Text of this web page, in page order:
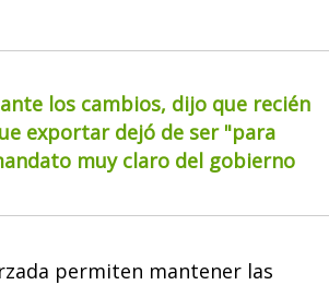
los cambios, dijo que recién
exportar dejó de ser "para
muy claro del gobierno
permiten mantener las